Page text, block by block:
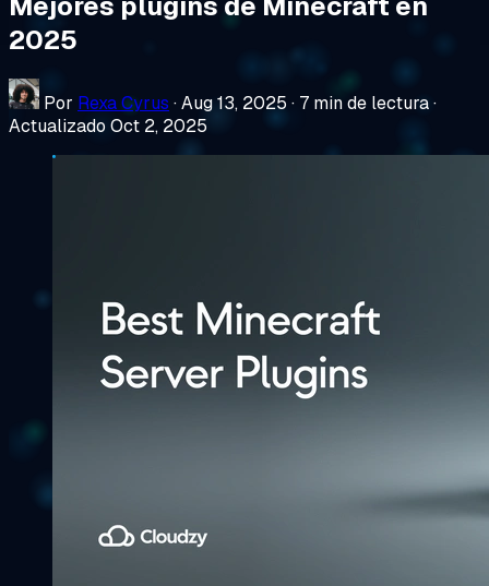
2025
Por Rexa Cyrus ·Aug 13, 2025 · 7 min de lectura·
Actualizado Oct 2, 2025